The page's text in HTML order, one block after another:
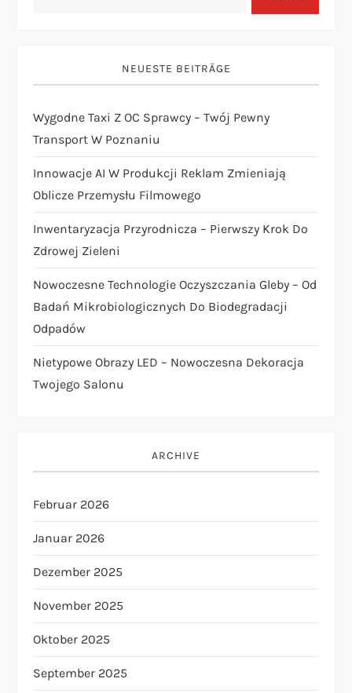
a
v
i
g
a
t
i
o
NEUESTE BEITRÄGE
Wygodne Taxi Z OC Sprawcy – Twój Pewny
Transport W Poznaniu
Innowacje AI W Produkcji Reklam Zmieniają
Oblicze Przemysłu Filmowego
Inwentaryzacja Przyrodnicza – Pierwszy Krok Do
Zdrowej Zieleni
Nowoczesne Technologie Oczyszczania Gleby – Od
Badań Mikrobiologicznych Do Biodegradacji
Odpadów
Nietypowe Obrazy LED – Nowoczesna Dekoracja
Twojego Salonu
ARCHIVE
Februar 2026
Januar 2026
Dezember 2025
November 2025
Oktober 2025
September 2025